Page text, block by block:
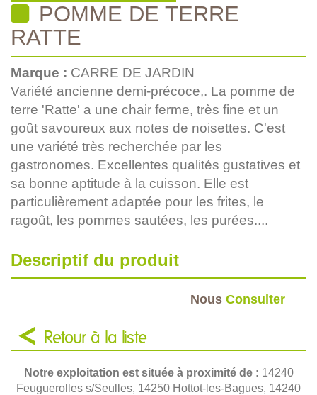
POMME DE TERRE
RATTE
Marque : CARRE DE JARDIN
Variété ancienne demi-précoce,. La pomme de
terre 'Ratte' a une chair ferme, très fine et un
goût savoureux aux notes de noisettes. C'est
une variété très recherchée par les
gastronomes. Excellentes qualités gustatives et
sa bonne aptitude à la cuisson. Elle est
particulièrement adaptée pour les frites, le
ragoût, les pommes sautées, les purées....
Descriptif du produit
Nous Consulter
Retour à la liste
Notre exploitation est située à proximité de : 14240
Feuguerolles s/Seulles, 14250 Hottot-les-Bagues, 14240